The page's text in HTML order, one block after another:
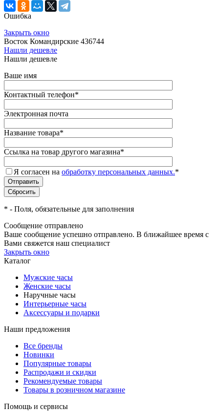
Ошибка
Закрыть окно
Восток Командирские 436744
Нашли дешевле
Нашли дешевле
Ваше имя
Контактный телефон*
Электронная почта
Название товара*
Ссылка на товар другого магазина*
Я согласен на обработку персональных данных.*
* - Поля, обязательные для заполнения
Сообщение отправлено
Ваше сообщение успешно отправлено. В ближайшее время с
Вами свяжется наш специалист
Закрыть окно
Каталог
Мужские часы
Женские часы
Наручные часы
Интерьерные часы
Аксессуары и подарки
Наши предложения
Все бренды
Новинки
Популярные товары
Распродажи и скидки
Рекомендуемые товары
Товары в розничном магазине
Помощь и сервисы